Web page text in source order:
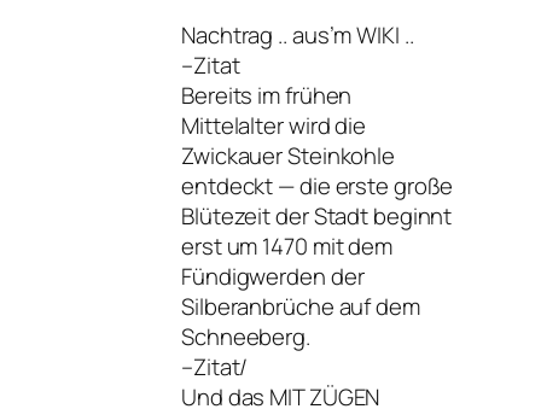
Nachtrag .. aus’m WIKI ..
–Zitat
Bereits im frühen
Mittelalter wird die
Zwickauer Steinkohle
entdeckt — die erste große
Blütezeit der Stadt beginnt
erst um 1470 mit dem
Fündigwerden der
Silberanbrüche auf dem
Schneeberg.
–Zitat/
Und das MIT ZÜGEN